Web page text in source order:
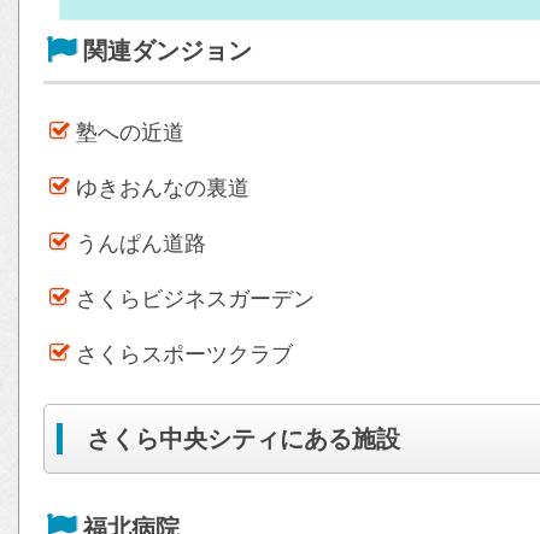
関連ダンジョン
塾への近道
ゆきおんなの裏道
うんぱん道路
さくらビジネスガーデン
さくらスポーツクラブ
さくら中央シティにある施設
福北病院